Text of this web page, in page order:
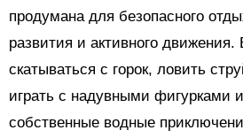
продумана для безопасного
развития и активного
скатываться с горок, ловить
играть с надувными фигурками
собственные водные